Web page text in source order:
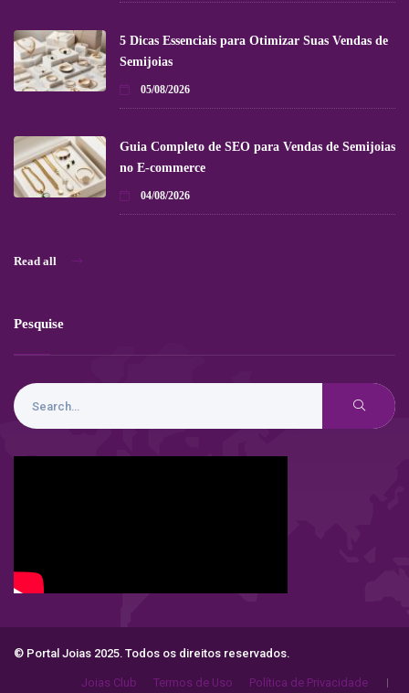
5 Dicas Essenciais para Otimizar Suas Vendas de
Semijoias
05/08/2026
Guia Completo de SEO para Vendas de Semijoias
no E-commerce
04/08/2026
Read all
Pesquise
© Portal Joias 2025. Todos os direitos reservados.
Joias Club Termos de Uso Política de Privacidade